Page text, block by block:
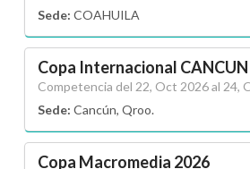
Sede: COAHUILA
Copa Internacional CANCUN
Competencia del 22, Oct 2026 al 24,
Sede: Cancún, Qroo.
Copa Macromedia 2026